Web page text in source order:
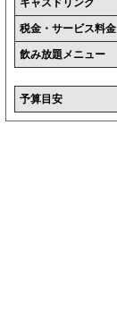
税金・サービス料金
飲み放題メニュー
予算目安